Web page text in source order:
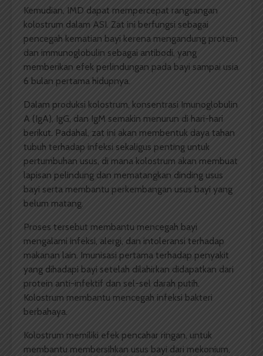
Kemudian, IMD dapat mempercepat rangsangan
kolostrum dalam ASI. Zat ini berfungsi sebagai
pencegah kematian bayi kerena mengandung protein
dan immunoglobulin sebagai antibodi, yang
memberikan efek perlindungan pada bayi sampai usia
6 bulan pertama hidupnya.
Dalam produksi kolostrum, konsentrasi Imunoglobulin
A (IgA), IgG, dan IgM semakin menurun di hari-hari
berikut. Padahal, zat ini akan membentuk daya tahan
tubuh terhadap infeksi sekaligus penting untuk
pertumbuhan usus, di mana kolostrum akan membuat
lapisan pelindung dan mematangkan dinding usus
bayi serta membantu perkembangan usus bayi yang
belum matang.
Proses tersebut membantu mencegah bayi
mengalami infeksi, alergi, dan intoleransi terhadap
makanan lain. Imunisasi pertama terhadap penyakit
yang dihadapi bayi setelah dilahirkan didapatkan dari
protein anti-infektif dan sel-sel darah putih.
Kolostrum membantu mencegah infeksi bakteri
berbahaya.
Kolostrum memiliki efek pencahar ringan, untuk
membantu membersihkan usus bayi dari mekonium,